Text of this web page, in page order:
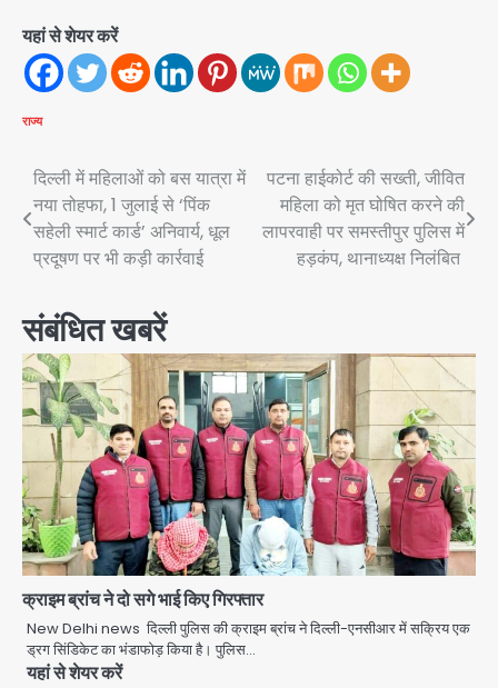
यहां से शेयर करें
राज्य
Post
navigation
दिल्ली में महिलाओं को बस यात्रा में
नया तोहफा, 1 जुलाई से ‘पिंक
सहेली स्मार्ट कार्ड’ अनिवार्य, धूल
प्रदूषण पर भी कड़ी कार्रवाई
पटना हाईकोर्ट की सख्ती, जीवित
महिला को मृत घोषित करने की
लापरवाही पर समस्तीपुर पुलिस में
हड़कंप, थानाध्यक्ष निलंबित
संबंधित खबरें
क्राइम ब्रांच ने दो सगे भाई किए गिरफ्तार
New Delhi news दिल्ली पुलिस की क्राइम ब्रांच ने दिल्ली-एनसीआर में सक्रिय एक
ड्रग सिंडिकेट का भंडाफोड़ किया है। पुलिस…
यहां से शेयर करें